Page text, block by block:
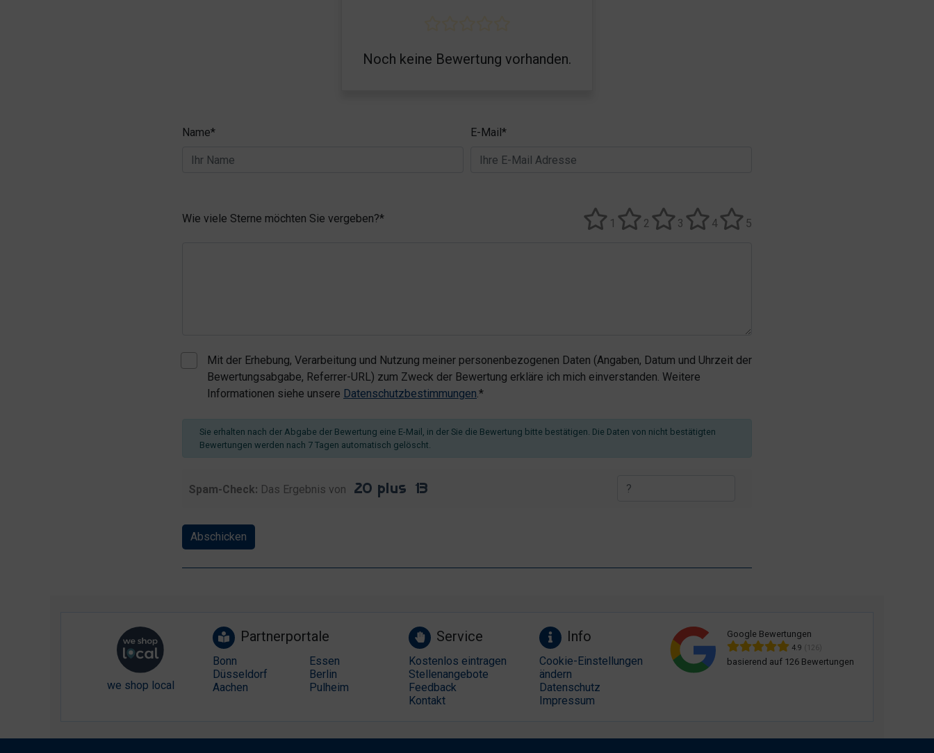
Noch keine Bewertung vorhanden.
Name* E-Mail*
Wie viele Sterne möchten Sie vergeben?* 5
4
3
2
1
Mit der Erhebung, Verarbeitung und Nutzung meiner personenbezogenen Daten (Angaben, Datum und Uhrzeit der
Bewertungsabgabe, Referrer-URL) zum Zweck der Bewertung erkläre ich mich einverstanden. Weitere
Informationen siehe unsere Datenschutzbestimmungen.*
Sie erhalten nach der Abgabe der Bewertung eine E-Mail, in der Sie die Bewertung bitte bestätigen. Die Daten von nicht bestätigten
Bewertungen werden nach 7 Tagen automatisch gelöscht.
Spam-Check: Das Ergebnis von
Abschicken
we shop local
Partnerportale
Bonn
Düsseldorf
Aachen
Essen
Berlin
Pulheim
Service
Kostenlos eintragen
Stellenangebote
Feedback
Kontakt
Info
Cookie-Einstellungen
ändern
Datenschutz
Impressum
Google Bewertungen
4.9 (126)
basierend auf 126 Bewertungen